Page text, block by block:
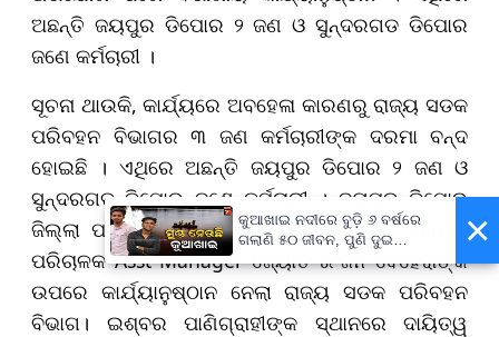
ଅଛନ୍ତି ଜୟପୁର ଡିପୋର ୨ ଜଣ ଓ ସୁନ୍ଦରଗଡ ଡିପୋର
ଜଣେ କର୍ମଚାରୀ ।
ସୂଚନା ଥାଉକି, କାର୍ଯ୍ୟରେ ଅବହେଳା କାରଣରୁ ରାଜ୍ୟ ସଡକ
ପରିବହନ ବିଭାଗର ୩ ଜଣ କର୍ମଚାରୀଙ୍କ ଦରମା ବନ୍ଦ
ହୋଇଛି । ଏଥିରେ ଅଛନ୍ତି ଜୟପୁର ଡିପୋର ୨ ଜଣ ଓ
ସୁନ୍ଦରଗଡ ଡିପୋର ଜଣେ କର୍ମଚାରୀ । ଜୟପୁର ଡିପୋର
ଜିଲ୍ଲା ପରିଚାଳକ DM ଇଶ୍ବର ମହାପାତ୍ର ଓ ସହାୟକ
ପରିଚାଳକ Asst Manager ଜ୍ୟୋତି ରଂଜନ ବେହେରାଙ୍କ
ଉପରେ କାର୍ଯ୍ୟାନୁଷ୍ଠାନ ନେଲା ରାଜ୍ୟ ସଡକ ପରିବହନ
ବିଭାଗ। ଇଶ୍ବର ପାଣିଗ୍ରାହୀଙ୍କ ସ୍ଥାନରେ ଦାୟିତ୍ୱ
×
କୁଆଖାଇ ନଦୀରେ ବୁଡ଼ି ୬ ବର୍ଷରେ
ଗଲାଣି ୫୦ ଜୀବନ, ପୁଣି ଦୁଇ
ସାଙ୍ଗଙ୍କ ମୃତ୍ୟୁ